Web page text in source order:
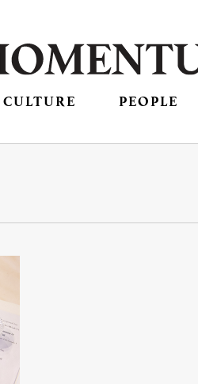
CULTURE PEOPLE